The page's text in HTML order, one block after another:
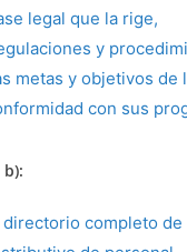
legal que la rige,
y
metas y objetivos de
con sus
directorio completo